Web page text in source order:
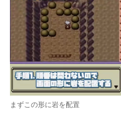
まずこの形に岩を配置